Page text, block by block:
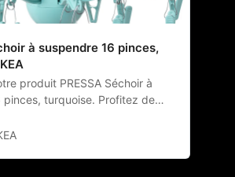
à suspendre 16 pinces,
produit PRESSA Séchoir à
pinces, turquoise. Profitez de
à domicile.